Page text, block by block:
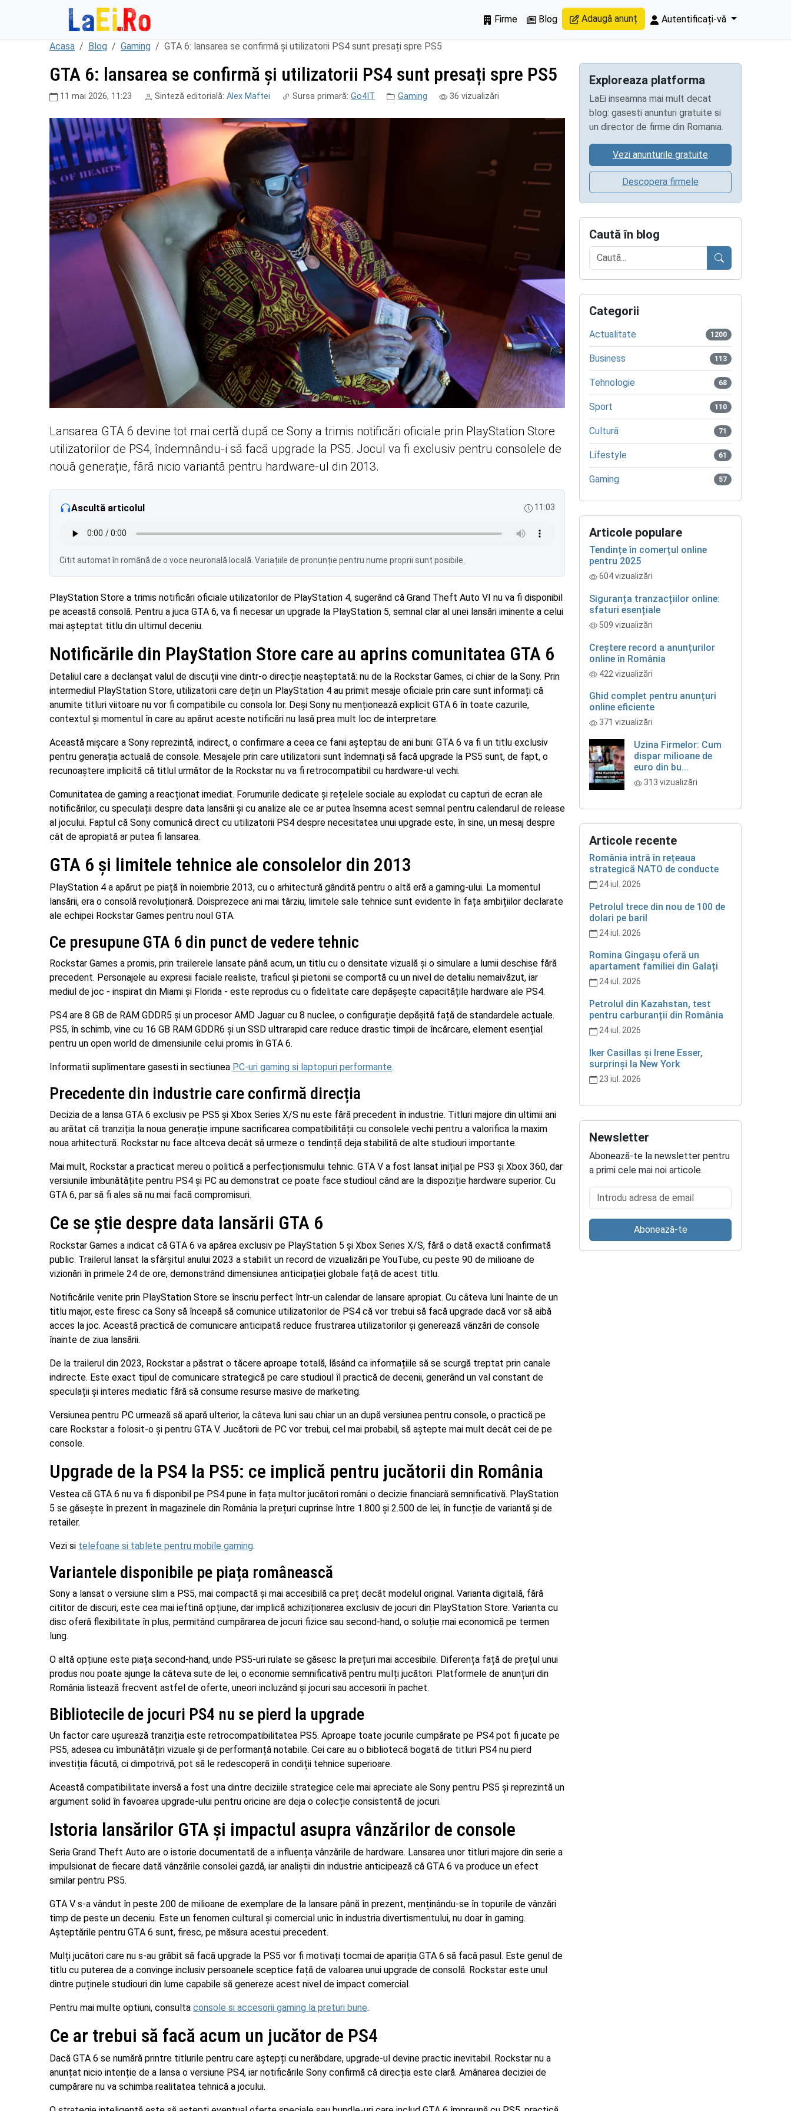
Firme
Blog Adaugă anunț Autentificați-vă
Acasa Blog Gaming GTA 6: lansarea se confirmă și utilizatorii PS4 sunt presați spre PS5
GTA 6: lansarea se confirmă și utilizatorii PS4 sunt presați spre PS5
11 mai 2026, 11:23 Sinteză editorială: Alex Maftei Sursa primară:Go4IT Gaming 36 vizualizări
Lansarea GTA 6 devine tot mai certă după ce Sony a trimis notificări oficiale prin PlayStation Store
utilizatorilor de PS4, îndemnându-i să facă upgrade la PS5. Jocul va fi exclusiv pentru consolele de
nouă generație, fără nicio variantă pentru hardware-ul din 2013.
Ascultă articolul 11:03
Citit automat în română de o voce neuronală locală. Variațiile de pronunție pentru nume proprii sunt posibile.
PlayStation Store a trimis notificări oficiale utilizatorilor de PlayStation 4, sugerând că Grand Theft Auto VI nu va fi disponibil
pe această consolă. Pentru a juca GTA 6, va fi necesar un upgrade la PlayStation 5, semnal clar al unei lansări iminente a celui
mai așteptat titlu din ultimul deceniu.
Notificările din PlayStation Store care au aprins comunitatea GTA 6
Detaliul care a declanșat valul de discuții vine dintr-o direcție neașteptată: nu de la Rockstar Games, ci chiar de la Sony. Prin
intermediul PlayStation Store, utilizatorii care dețin un PlayStation 4 au primit mesaje oficiale prin care sunt informați că
anumite titluri viitoare nu vor fi compatibile cu consola lor. Deși Sony nu menționează explicit GTA 6 în toate cazurile,
contextul și momentul în care au apărut aceste notificări nu lasă prea mult loc de interpretare.
Această mișcare a Sony reprezintă, indirect, o confirmare a ceea ce fanii așteptau de ani buni: GTA 6 va fi un titlu exclusiv
pentru generația actuală de console. Mesajele prin care utilizatorii sunt îndemnați să facă upgrade la PS5 sunt, de fapt, o
recunoaștere implicită că titlul următor de la Rockstar nu va fi retrocompatibil cu hardware-ul vechi.
Comunitatea de gaming a reacționat imediat. Forumurile dedicate și rețelele sociale au explodat cu capturi de ecran ale
notificărilor, cu speculații despre data lansării și cu analize ale ce ar putea însemna acest semnal pentru calendarul de release
al jocului. Faptul că Sony comunică direct cu utilizatorii PS4 despre necesitatea unui upgrade este, în sine, un mesaj despre
cât de apropiată ar putea fi lansarea.
GTA 6 și limitele tehnice ale consolelor din 2013
PlayStation 4 a apărut pe piață în noiembrie 2013, cu o arhitectură gândită pentru o altă eră a gaming-ului. La momentul
lansării, era o consolă revoluționară. Doisprezece ani mai târziu, limitele sale tehnice sunt evidente în fața ambițiilor declarate
ale echipei Rockstar Games pentru noul GTA.
Ce presupune GTA 6 din punct de vedere tehnic
Rockstar Games a promis, prin trailerele lansate până acum, un titlu cu o densitate vizuală și o simulare a lumii deschise fără
precedent. Personajele au expresii faciale realiste, traficul și pietonii se comportă cu un nivel de detaliu nemaivăzut, iar
mediul de joc - inspirat din Miami și Florida - este reprodus cu o fidelitate care depășește capacitățile hardware ale PS4.
PS4 are 8 GB de RAM GDDR5 și un procesor AMD Jaguar cu 8 nuclee, o configurație depășită față de standardele actuale.
PS5, în schimb, vine cu 16 GB RAM GDDR6 și un SSD ultrarapid care reduce drastic timpii de încărcare, element esențial
pentru un open world de dimensiunile celui promis în GTA 6.
Informatii suplimentare gasesti in sectiunea PC-uri gaming si laptopuri performante.
Precedente din industrie care confirmă direcția
Decizia de a lansa GTA 6 exclusiv pe PS5 și Xbox Series X/S nu este fără precedent în industrie. Titluri majore din ultimii ani
au arătat că tranziția la noua generație impune sacrificarea compatibilității cu consolele vechi pentru a valorifica la maxim
noua arhitectură. Rockstar nu face altceva decât să urmeze o tendință deja stabilită de alte studiouri importante.
Mai mult, Rockstar a practicat mereu o politică a perfecționismului tehnic. GTA V a fost lansat inițial pe PS3 și Xbox 360, dar
versiunile îmbunătățite pentru PS4 și PC au demonstrat ce poate face studioul când are la dispoziție hardware superior. Cu
GTA 6, par să fi ales să nu mai facă compromisuri.
Ce se știe despre data lansării GTA 6
Rockstar Games a indicat că GTA 6 va apărea exclusiv pe PlayStation 5 și Xbox Series X/S, fără o dată exactă confirmată
public. Trailerul lansat la sfârșitul anului 2023 a stabilit un record de vizualizări pe YouTube, cu peste 90 de milioane de
vizionări în primele 24 de ore, demonstrând dimensiunea anticipației globale față de acest titlu.
Notificările venite prin PlayStation Store se înscriu perfect într-un calendar de lansare apropiat. Cu câteva luni înainte de un
titlu major, este firesc ca Sony să înceapă să comunice utilizatorilor de PS4 că vor trebui să facă upgrade dacă vor să aibă
acces la joc. Această practică de comunicare anticipată reduce frustrarea utilizatorilor și generează vânzări de console
înainte de ziua lansării.
De la trailerul din 2023, Rockstar a păstrat o tăcere aproape totală, lăsând ca informațiile să se scurgă treptat prin canale
indirecte. Este exact tipul de comunicare strategică pe care studioul îl practică de decenii, generând un val constant de
speculații și interes mediatic fără să consume resurse masive de marketing.
Versiunea pentru PC urmează să apară ulterior, la câteva luni sau chiar un an după versiunea pentru console, o practică pe
care Rockstar a folosit-o și pentru GTA V. Jucătorii de PC vor trebui, cel mai probabil, să aștepte mai mult decât cei de pe
console.
Upgrade de la PS4 la PS5: ce implică pentru jucătorii din România
Vestea că GTA 6 nu va fi disponibil pe PS4 pune în fața multor jucători români o decizie financiară semnificativă. PlayStation
5 se găsește în prezent în magazinele din România la prețuri cuprinse între 1.800 și 2.500 de lei, în funcție de variantă și de
retailer.
Vezi si telefoane si tablete pentru mobile gaming.
Variantele disponibile pe piața românească
Sony a lansat o versiune slim a PS5, mai compactă și mai accesibilă ca preț decât modelul original. Varianta digitală, fără
cititor de discuri, este cea mai ieftină opțiune, dar implică achiziționarea exclusiv de jocuri din PlayStation Store. Varianta cu
disc oferă flexibilitate în plus, permitând cumpărarea de jocuri fizice sau second-hand, o soluție mai economică pe termen
lung.
O altă opțiune este piața second-hand, unde PS5-uri rulate se găsesc la prețuri mai accesibile. Diferența față de prețul unui
produs nou poate ajunge la câteva sute de lei, o economie semnificativă pentru mulți jucători. Platformele de anunțuri din
România listează frecvent astfel de oferte, uneori incluzând și jocuri sau accesorii în pachet.
Bibliotecile de jocuri PS4 nu se pierd la upgrade
Un factor care ușurează tranziția este retrocompatibilitatea PS5. Aproape toate jocurile cumpărate pe PS4 pot fi jucate pe
PS5, adesea cu îmbunătățiri vizuale și de performanță notabile. Cei care au o bibliotecă bogată de titluri PS4 nu pierd
investiția făcută, ci dimpotrivă, pot să le redescoperă în condiții tehnice superioare.
Această compatibilitate inversă a fost una dintre deciziile strategice cele mai apreciate ale Sony pentru PS5 și reprezintă un
argument solid în favoarea upgrade-ului pentru oricine are deja o colecție consistentă de jocuri.
Istoria lansărilor GTA și impactul asupra vânzărilor de console
Seria Grand Theft Auto are o istorie documentată de a influența vânzările de hardware. Lansarea unor titluri majore din serie a
impulsionat de fiecare dată vânzările consolei gazdă, iar analiștii din industrie anticipează că GTA 6 va produce un efect
similar pentru PS5.
GTA V s-a vândut în peste 200 de milioane de exemplare de la lansare până în prezent, menținându-se în topurile de vânzări
timp de peste un deceniu. Este un fenomen cultural și comercial unic în industria divertismentului, nu doar în gaming.
Așteptările pentru GTA 6 sunt, firesc, pe măsura acestui precedent.
Mulți jucători care nu s-au grăbit să facă upgrade la PS5 vor fi motivați tocmai de apariția GTA 6 să facă pasul. Este genul de
titlu cu puterea de a convinge inclusiv persoanele sceptice față de valoarea unui upgrade de consolă. Rockstar este unul
dintre puținele studiouri din lume capabile să genereze acest nivel de impact comercial.
Pentru mai multe optiuni, consulta console si accesorii gaming la preturi bune.
Ce ar trebui să facă acum un jucător de PS4
Dacă GTA 6 se numără printre titlurile pentru care aștepți cu nerăbdare, upgrade-ul devine practic inevitabil. Rockstar nu a
anunțat nicio intenție de a lansa o versiune PS4, iar notificările Sony confirmă că direcția este clară. Amânarea deciziei de
cumpărare nu va schimba realitatea tehnică a jocului.
Exploreaza platforma
LaEi inseamna mai mult decat
blog: gasesti anunturi gratuite si
un director de firme din Romania.
Vezi anunturile gratuite
Descopera firmele
Caută în blog
Caută
Categorii
Actualitate 1200
Business 113
Tehnologie 68
Sport 110
Cultură 71
Lifestyle 61
Gaming 57
Articole populare
Tendințe în comerțul online
pentru 2025
604 vizualizări
Siguranța tranzacțiilor online:
sfaturi esențiale
509 vizualizări
Creștere record a anunțurilor
online în România
422 vizualizări
Ghid complet pentru anunțuri
online eficiente
371 vizualizări
Uzina Firmelor: Cum
dispar milioane de
euro din bu...
313 vizualizări
Articole recente
România intră în rețeaua
strategică NATO de conducte
24 iul. 2026
Petrolul trece din nou de 100 de
dolari pe baril
24 iul. 2026
Romina Gingașu oferă un
apartament familiei din Galați
24 iul. 2026
Petrolul din Kazahstan, test
pentru carburanții din România
24 iul. 2026
Iker Casillas și Irene Esser,
surprinși la New York
23 iul. 2026
Newsletter
Abonează-te la newsletter pentru
a primi cele mai noi articole.
Introdu adresa de email
Abonează-te